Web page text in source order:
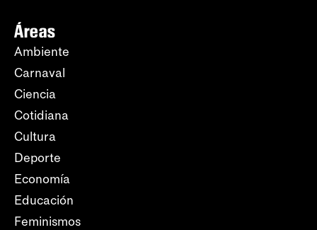
Áreas
Ambiente
Carnaval
Ciencia
Cotidiana
Cultura
Deporte
Economía
Educación
Feminismos